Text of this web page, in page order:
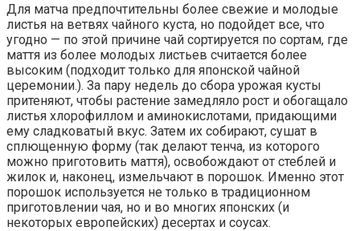
Для матча предпочтительны более свежие и молодые
листья на ветвях чайного куста, но подойдет все, что
угодно — по этой причине чай сортируется по сортам, где
маття из более молодых листьев считается более
высоким (подходит только для японской чайной
церемонии.). За пару недель до сбора урожая кусты
притеняют, чтобы растение замедляло рост и обогащало
листья хлорофиллом и аминокислотами, придающими
ему сладковатый вкус. Затем их собирают, сушат в
сплющенную форму (так делают тенча, из которого
можно приготовить маття), освобождают от стеблей и
жилок и, наконец, измельчают в порошок. Именно этот
порошок используется не только в традиционном
приготовлении чая, но и во многих японских (и
некоторых европейских) десертах и ​​соусах.